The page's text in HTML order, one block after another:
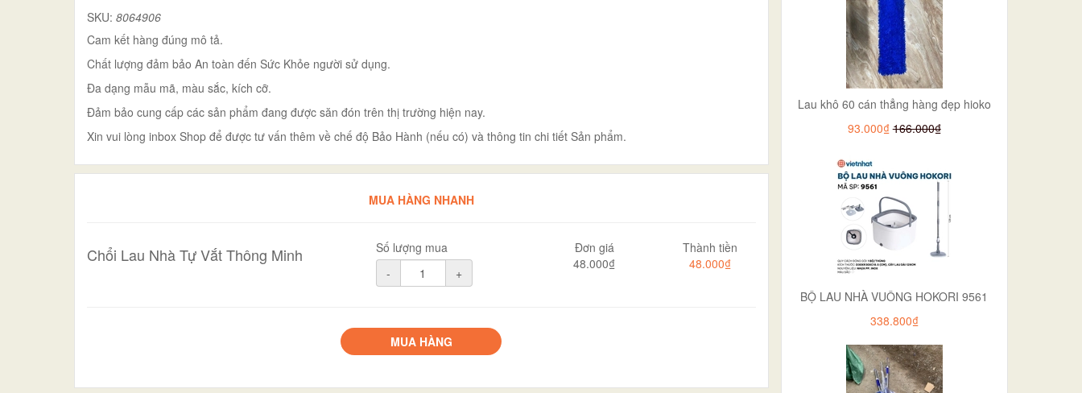
SKU: 8064906
Cam kết hàng đúng mô tả.
Chất lượng đảm bảo An toàn đến Sức Khỏe người sử dụng.
Đa dạng mẫu mã, màu sắc, kích cỡ.
Đảm bảo cung cấp các sản phẩm đang được săn đón trên thị trường hiện nay.
Xin vui lòng inbox Shop để được tư vấn thêm về chế độ Bảo Hành (nếu có) và thông tin chi tiết Sản phẩm.
MUA HÀNG NHANH
Chổi Lau Nhà Tự Vắt Thông Minh
Số lượng mua
-
+
Đơn giá
48.000₫
Thành tiền
48.000₫
MUA HÀNG
Lau khô 60 cán thẳng hàng đẹp hioko
93.000₫ 166.000₫
BỘ LAU NHÀ VUÔNG HOKORI 9561
338.800₫